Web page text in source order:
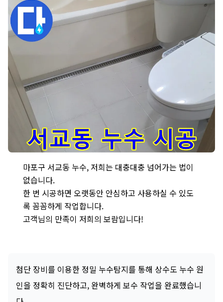
마포구 서교동 누수, 저희는 대충대충 넘어가는 법이
없습니다.
한 번 시공하면 오랫동안 안심하고 사용하실 수 있도
록 꼼꼼하게 작업합니다.
고객님의 만족이 저희의 보람입니다!
첨단 장비를 이용한 정밀 누수탐지를 통해 상수도 누수 원
인을 정확히 진단하고, 완벽하게 보수 작업을 완료했습니